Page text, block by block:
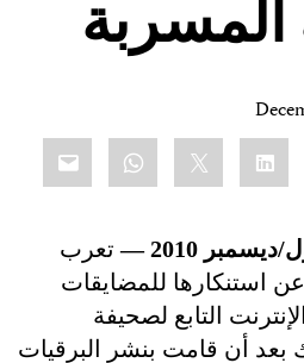
المسربة
Facebook
LinkedIn
2010 —
تعرب
عن استنكارها للمضايقات
التابع لصحيفة
بعد أ ن قامت بنشر البرقيات